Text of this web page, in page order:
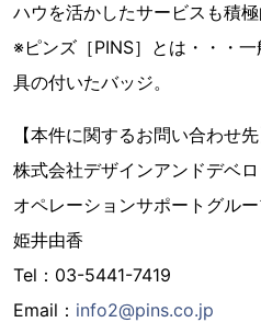
ハウを活かしたサービスも積極
※ピンズ［PINS］とは・・・
具の付いたバッジ。
【本件に関するお問い合わせ先
株式会社デザインアンドデベ
オペレーションサポートグル
姫井由香
Tel：03-5441-7419
Email： info2@pins.co.jp